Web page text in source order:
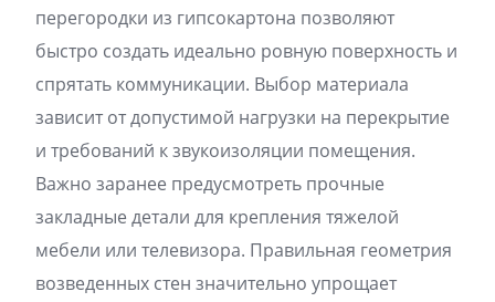
перегородки из гипсокартона позволяют
быстро создать идеально ровную поверхность и
спрятать коммуникации. Выбор материала
зависит от допустимой нагрузки на перекрытие
и требований к звукоизоляции помещения.
Важно заранее предусмотреть прочные
закладные детали для крепления тяжелой
мебели или телевизора. Правильная геометрия
возведенных стен значительно упрощает